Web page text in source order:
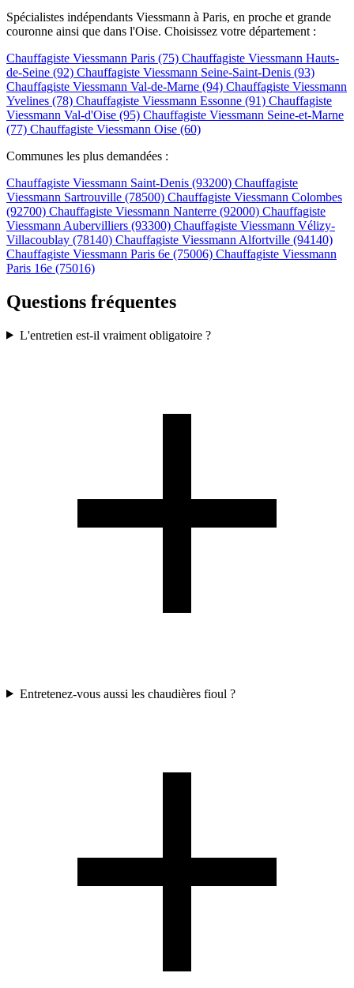
Spécialistes indépendants Viessmann à Paris, en proche et grande
couronne ainsi que dans l'Oise. Choisissez votre département :
Chauffagiste Viessmann Paris (75) Chauffagiste Viessmann Hauts-
de-Seine (92) Chauffagiste Viessmann Seine-Saint-Denis (93)
Chauffagiste Viessmann Val-de-Marne (94) Chauffagiste Viessmann
Yvelines (78) Chauffagiste Viessmann Essonne (91) Chauffagiste
Viessmann Val-d'Oise (95) Chauffagiste Viessmann Seine-et-Marne
(77) Chauffagiste Viessmann Oise (60)
Communes les plus demandées :
Chauffagiste Viessmann Saint-Denis (93200) Chauffagiste
Viessmann Sartrouville (78500) Chauffagiste Viessmann Colombes
(92700) Chauffagiste Viessmann Nanterre (92000) Chauffagiste
Viessmann Aubervilliers (93300) Chauffagiste Viessmann Vélizy-
Villacoublay (78140) Chauffagiste Viessmann Alfortville (94140)
Chauffagiste Viessmann Paris 6e (75006) Chauffagiste Viessmann
Paris 16e (75016)
Questions fréquentes
L'entretien est-il vraiment obligatoire ?
Entretenez-vous aussi les chaudières fioul ?